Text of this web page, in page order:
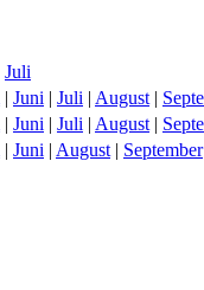
Juli
| Juni | Juli | August |
| Juni | Juli | August |
| Juni | August | September